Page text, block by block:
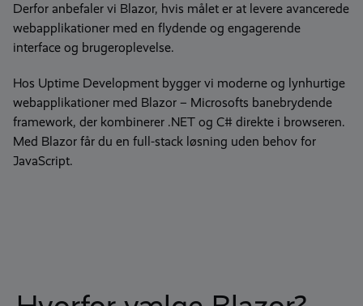
Derfor anbefaler vi Blazor, hvis målet er at levere avancerede
webapplikationer med en flydende og engagerende
interface og brugeroplevelse.
Hos Uptime Development bygger vi moderne og lynhurtige
webapplikationer med Blazor – Microsofts banebrydende
framework, der kombinerer .NET og C# direkte i browseren.
Med Blazor får du en full-stack løsning uden behov for
JavaScript.